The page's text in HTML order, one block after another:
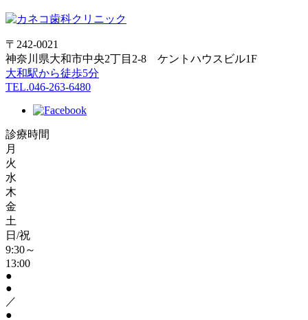
〒242-0021
神奈川県大和市中央2丁目2-8 ケントハウスビル1F
大和駅から徒歩5分
TEL.046-263-6480
診療時間
月
火
水
木
金
土
日/祝
9:30～
13:00
●
●
／
●